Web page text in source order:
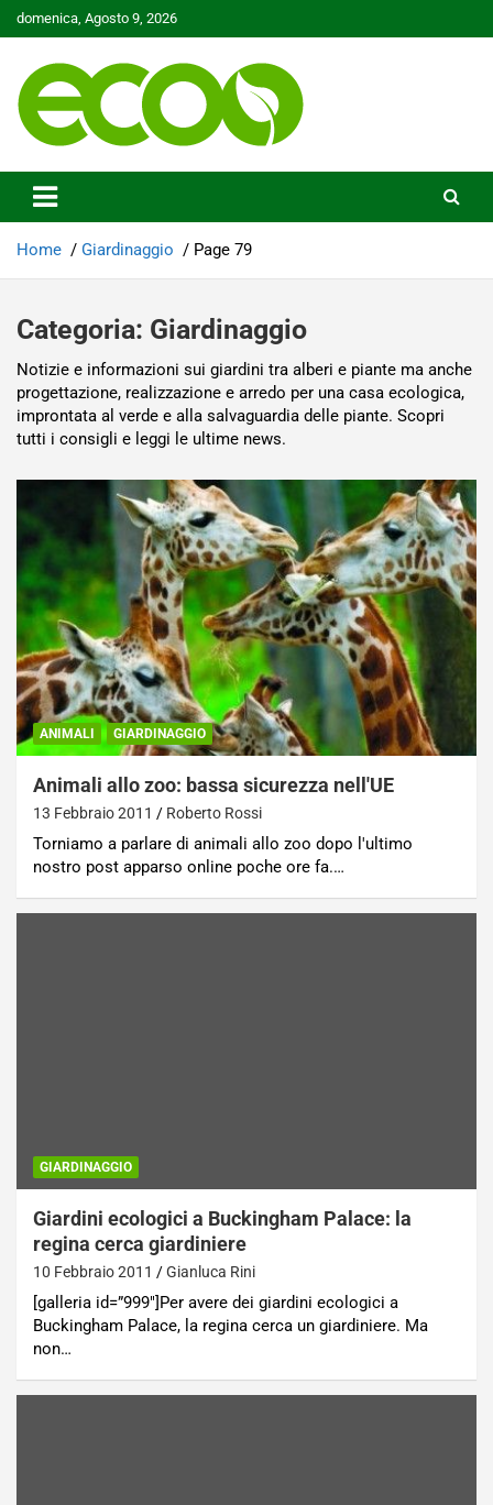
Skip
to
domenica, Agosto 9, 2026
Ecoo.it
Home Giardinaggio Page 79
Categoria: Giardinaggio
Notizie e informazioni sui giardini tra alberi e piante ma anche
progettazione, realizzazione e arredo per una casa ecologica,
improntata al verde e alla salvaguardia delle piante. Scopri
tutti i consigli e leggi le ultime news.
ANIMALI GIARDINAGGIO
Animali allo zoo: bassa sicurezza nell'UE
13 Febbraio 2011 Roberto Rossi
Torniamo a parlare di animali allo zoo dopo l'ultimo
nostro post apparso online poche ore fa.…
GIARDINAGGIO
Giardini ecologici a Buckingham Palace: la
regina cerca giardiniere
10 Febbraio 2011 Gianluca Rini
[galleria id=”999″]Per avere dei giardini ecologici a
Buckingham Palace, la regina cerca un giardiniere. Ma
non…